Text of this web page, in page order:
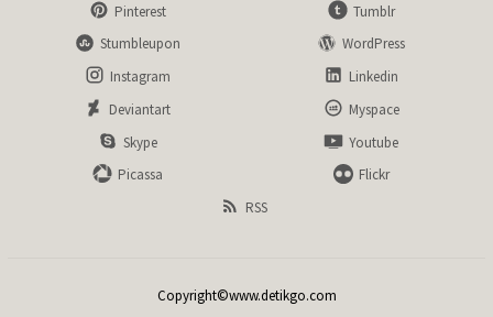
Pinterest
Tumblr
Stumbleupon
WordPress
Instagram
Linkedin
Deviantart
Myspace
Skype
Youtube
Picassa
Flickr
RSS
Copyright©www.detikgo.com